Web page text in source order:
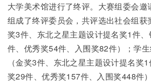
大学美术馆进行了终评。大赛组委会
组成了终评委员会，共评选出社会组获
奖3件、东北之星主题设计提名奖1件
件、优秀奖54件、入围奖82件）；学
（金奖3件、东北之星主题设计提名奖
奖29件、优秀奖157件、入围奖448件